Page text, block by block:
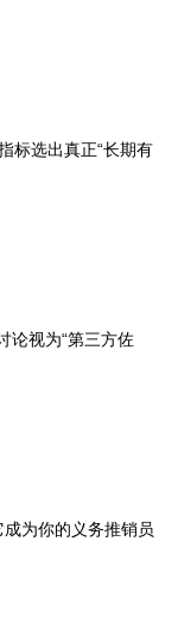
标选出真正“长期有
论视为“第三方佐
为你的义务推销员